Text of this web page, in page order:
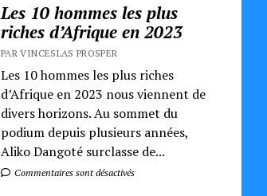
Les 10 hommes les plus
riches d’Afrique en 2023
PAR VINCESLAS PROSPER
Les 10 hommes les plus riches
d’Afrique en 2023 nous viennent de
divers horizons. Au sommet du
podium depuis plusieurs années,
Aliko Dangoté surclasse de...
Commentaires sont désactivés